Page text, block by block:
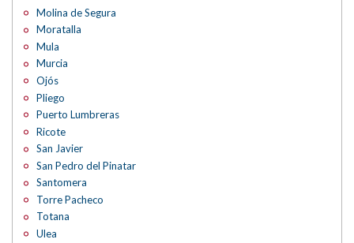
Molina de Segura
Moratalla
Mula
Murcia
Ojós
Pliego
Puerto Lumbreras
Ricote
San Javier
San Pedro del Pinatar
Santomera
Torre Pacheco
Totana
Ulea